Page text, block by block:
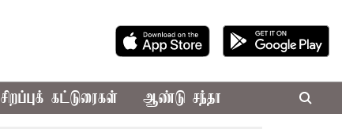
சிறப்புக் கட்டுரைகள் ஆண்டு சந்தா